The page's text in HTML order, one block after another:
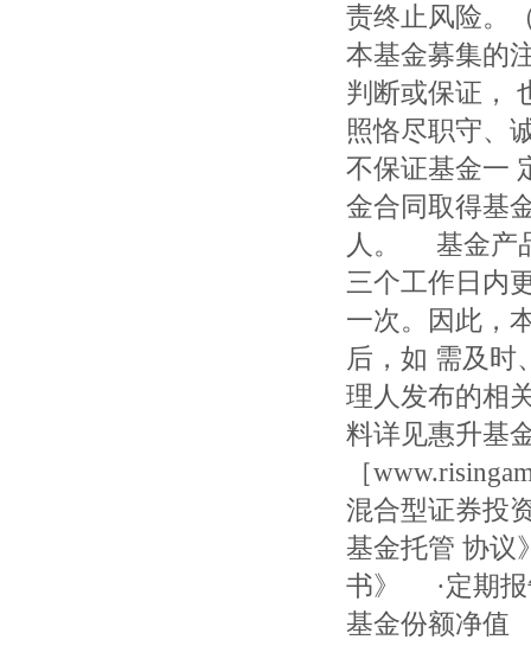
责终止风险。
本基金募集的
判断或保证，
照恪尽职守、
不保证基金一
金合同取得基
人。 基金产
三个工作日内
一次。因此，
后，如 需及时
理人发布的相
料详见惠升基
［
混合型证券投
基金托管 协议
书》 ·定期报
基金份额净值